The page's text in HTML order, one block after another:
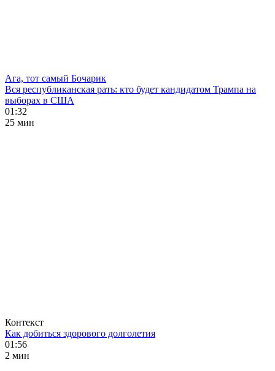
Ага, тот самый Бочарик
Вся республиканская рать: кто будет кандидатом Трампа на
выборах в США
01:32
25 мин
Контекст
Как добиться здорового долголетия
01:56
2 мин